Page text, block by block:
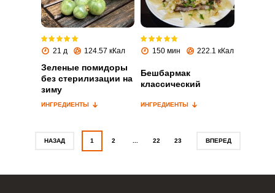
21 д 124.57 кКал
Зеленые помидоры
без стерилизации на
зиму
ИНГРЕДИЕНТЫ
150 мин 222.1 кКал
Бешбармак
классический
ИНГРЕДИЕНТЫ
НАЗАД 1 2 22 23 ВПЕРЕД
Запомнить меня
ВХОД
Забыли пароль?